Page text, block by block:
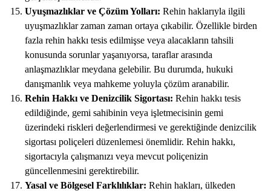
Uyuşmazlıklar ve Çözüm Yolları: Rehin haklarıyla ilgili
uyuşmazlıklar zaman zaman ortaya çıkabilir. Özellikle birden
fazla rehin hakkı tesis edilmişse veya alacakların tahsili
konusunda sorunlar yaşanıyorsa, taraflar arasında
anlaşmazlıklar meydana gelebilir. Bu durumda, hukuki
danışmanlık veya mahkeme yoluyla çözüm aranabilir.
Rehin Hakkı ve Denizcilik Sigortası: Rehin hakkı tesis
edildiğinde, gemi sahibinin veya işletmecisinin gemi
üzerindeki riskleri değerlendirmesi ve gerektiğinde denizcilik
sigortası poliçeleri düzenlemesi önemlidir. Rehin hakkı,
sigortacıyla çalışmanızı veya mevcut poliçenizin
güncellenmesini gerektirebilir.
Yasal ve Bölgesel Farklılıklar: Rehin hakları, ülkeden